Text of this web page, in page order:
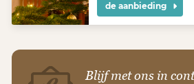
de aanbieding
Blijf met ons in